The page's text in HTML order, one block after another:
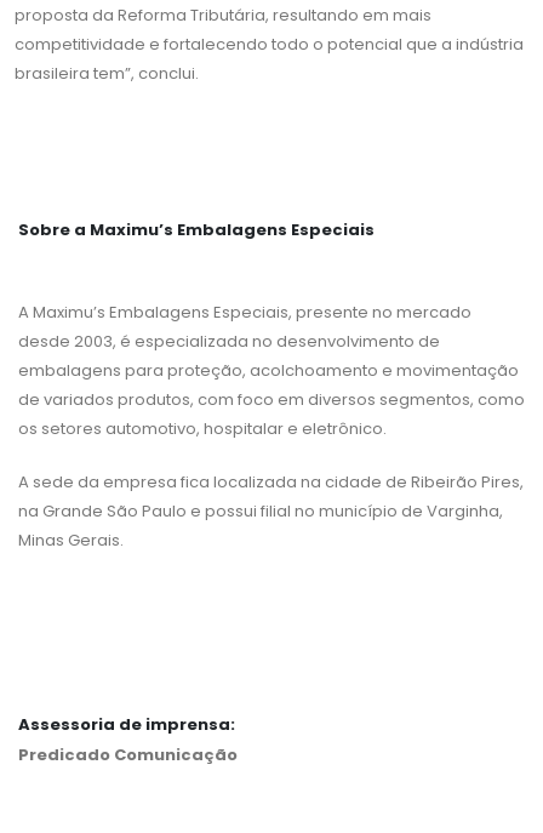
proposta da Reforma Tributária, resultando em mais
competitividade e fortalecendo todo o potencial que a indústria
brasileira tem”, conclui.
Sobre a Maximu’s Embalagens Especiais
A Maximu’s Embalagens Especiais, presente no mercado
desde 2003, é especializada no desenvolvimento de
embalagens para proteção, acolchoamento e movimentação
de variados produtos, com foco em diversos segmentos, como
os setores automotivo, hospitalar e eletrônico.
A sede da empresa fica localizada na cidade de Ribeirão Pires,
na Grande São Paulo e possui filial no município de Varginha,
Minas Gerais.
Assessoria de imprensa:
Predicado Comunicação